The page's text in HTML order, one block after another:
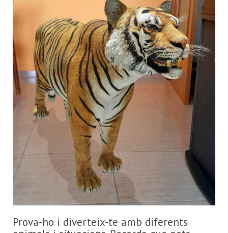
Prova-ho i diverteix-te amb diferents